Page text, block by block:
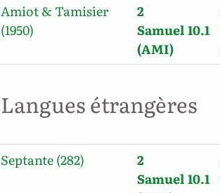
Amiot & Tamisier
(1950)
2
Samuel 10.1
(AMI)
Langues étrangères
Septante (282)
2
Samuel 10.1